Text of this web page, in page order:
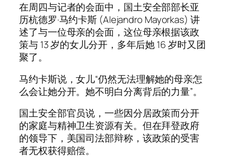
在周四与记者的会面中，国土安全部部长亚
历杭德罗·马约卡斯 (Alejandro Mayorkas) 讲
述了与一位母亲的会面，这位母亲根据该政
策与 13 岁的女儿分开，多年后她 16 岁时又团
聚了。
马约卡斯说，女儿“仍然无法理解她的母亲怎
么会让她分开。她不明白分离背后的力量”。
国土安全部官员说，一些因分居政策而分开
的家庭与精神卫生资源有关。但在拜登政府
的领导下，美国司法部辩称，该政策的受害
者无权获得赔偿。